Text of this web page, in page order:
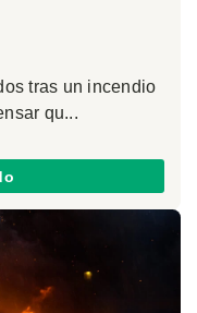
tras un incendio
qu...